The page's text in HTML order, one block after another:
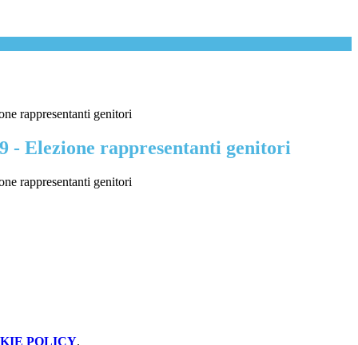
rappresentanti genitori
- Elezione rappresentanti genitori
rappresentanti genitori
POLICY.